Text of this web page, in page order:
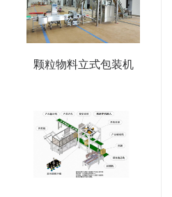
颗粒物料立式包装机